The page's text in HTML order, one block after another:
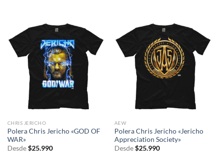
CHRIS JERICHO
Polera Chris Jericho «GOD OF
WAR»
Desde $25.990
AEW
Polera Chris Jericho «Jericho
Appreciation Society»
Desde $25.990